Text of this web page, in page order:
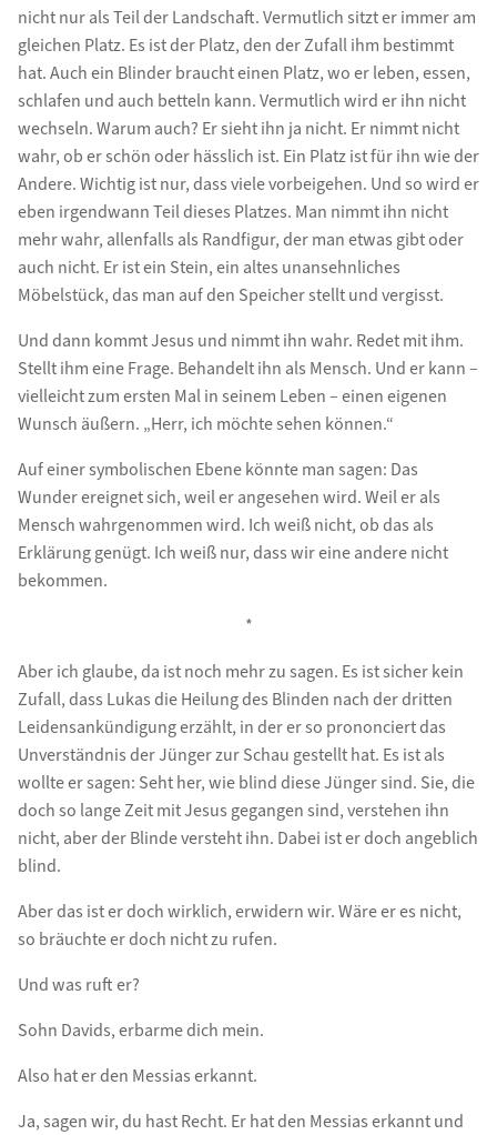
nicht nur als Teil der Landschaft. Vermutlich sitzt er immer am
gleichen Platz. Es ist der Platz, den der Zufall ihm bestimmt
hat. Auch ein Blinder braucht einen Platz, wo er leben, essen,
schlafen und auch betteln kann. Vermutlich wird er ihn nicht
wechseln. Warum auch? Er sieht ihn ja nicht. Er nimmt nicht
wahr, ob er schön oder hässlich ist. Ein Platz ist für ihn wie der
Andere. Wichtig ist nur, dass viele vorbeigehen. Und so wird er
eben irgendwann Teil dieses Platzes. Man nimmt ihn nicht
mehr wahr, allenfalls als Randfigur, der man etwas gibt oder
auch nicht. Er ist ein Stein, ein altes unansehnliches
Möbelstück, das man auf den Speicher stellt und vergisst.
Und dann kommt Jesus und nimmt ihn wahr. Redet mit ihm.
Stellt ihm eine Frage. Behandelt ihn als Mensch. Und er kann –
vielleicht zum ersten Mal in seinem Leben – einen eigenen
Wunsch äußern. „Herr, ich möchte sehen können.“
Auf einer symbolischen Ebene könnte man sagen: Das
Wunder ereignet sich, weil er angesehen wird. Weil er als
Mensch wahrgenommen wird. Ich weiß nicht, ob das als
Erklärung genügt. Ich weiß nur, dass wir eine andere nicht
bekommen.
*
Aber ich glaube, da ist noch mehr zu sagen. Es ist sicher kein
Zufall, dass Lukas die Heilung des Blinden nach der dritten
Leidensankündigung erzählt, in der er so prononciert das
Unverständnis der Jünger zur Schau gestellt hat. Es ist als
wollte er sagen: Seht her, wie blind diese Jünger sind. Sie, die
doch so lange Zeit mit Jesus gegangen sind, verstehen ihn
nicht, aber der Blinde versteht ihn. Dabei ist er doch angeblich
blind.
Aber das ist er doch wirklich, erwidern wir. Wäre er es nicht,
so bräuchte er doch nicht zu rufen.
Und was ruft er?
Sohn Davids, erbarme dich mein.
Also hat er den Messias erkannt.
Ja, sagen wir, du hast Recht. Er hat den Messias erkannt und